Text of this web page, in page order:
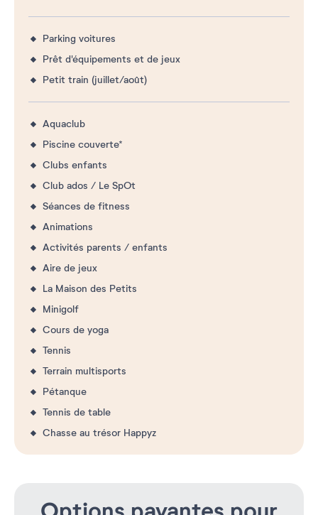
Parking voitures
Prêt d'équipements et de jeux
Petit train (juillet/août)
Aquaclub
Piscine couverte*
Clubs enfants
Club ados / Le SpOt
Séances de fitness
Animations
Activités parents / enfants
Aire de jeux
La Maison des Petits
Minigolf
Cours de yoga
Tennis
Terrain multisports
Pétanque
Tennis de table
Chasse au trésor Happyz